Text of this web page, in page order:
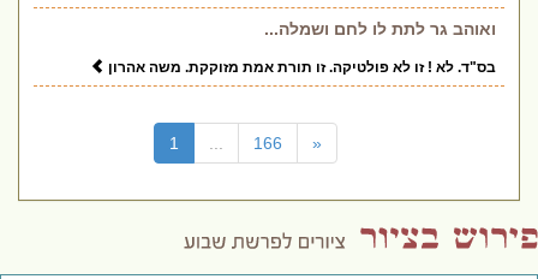
ואוהב גר לתת לו לחם ושמלה...
בס"ד. לא ! זו לא פולטיקה. זו תורת אמת מזוקקת. משה אהרון
1 166 «